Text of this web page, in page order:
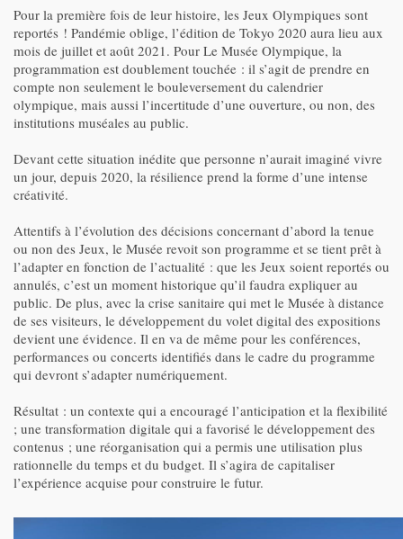
Pour la première fois de leur histoire, les Jeux Olympiques sont
reportés ! Pandémie oblige, l’édition de Tokyo 2020 aura lieu aux
mois de juillet et août 2021. Pour Le Musée Olympique, la
programmation est doublement touchée : il s’agit de prendre en
compte non seulement le bouleversement du calendrier
olympique, mais aussi l’incertitude d’une ouverture, ou non, des
institutions muséales au public.
Devant cette situation inédite que personne n’aurait imaginé vivre
un jour, depuis 2020, la résilience prend la forme d’une intense
créativité.
Attentifs à l’évolution des décisions concernant d’abord la tenue
ou non des Jeux, le Musée revoit son programme et se tient prêt à
l’adapter en fonction de l’actualité : que les Jeux soient reportés ou
annulés, c’est un moment historique qu’il faudra expliquer au
public. De plus, avec la crise sanitaire qui met le Musée à distance
de ses visiteurs, le développement du volet digital des expositions
devient une évidence. Il en va de même pour les conférences,
performances ou concerts identifiés dans le cadre du programme
qui devront s’adapter numériquement.
Résultat : un contexte qui a encouragé l’anticipation et la flexibilité
; une transformation digitale qui a favorisé le développement des
contenus ; une réorganisation qui a permis une utilisation plus
rationnelle du temps et du budget. Il s’agira de capitaliser
l’expérience acquise pour construire le futur.